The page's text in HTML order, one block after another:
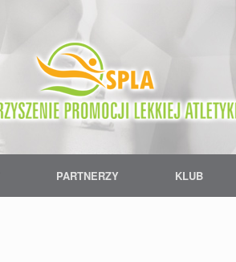
PARTNERZY KLUB